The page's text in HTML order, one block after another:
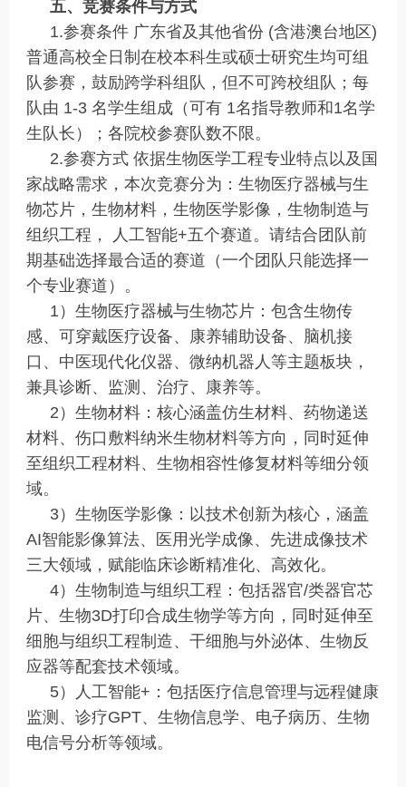
五、竞赛条件与方式
1.参赛条件 广东省及其他省份 (含港澳台地区)
普通高校全日制在校本科生或硕士研究生均可组
队参赛，鼓励跨学科组队，但不可跨校组队；每
队由 1-3 名学生组成（可有 1名指导教师和1名学
生队长）；各院校参赛队数不限。
2.参赛方式 依据生物医学工程专业特点以及国
家战略需求，本次竞赛分为：生物医疗器械与生
物芯片，生物材料，生物医学影像，生物制造与
组织工程， 人工智能+五个赛道。请结合团队前
期基础选择最合适的赛道（一个团队只能选择一
个专业赛道）。
1）生物医疗器械与生物芯片：包含生物传
感、可穿戴医疗设备、康养辅助设备、脑机接
口、中医现代化仪器、微纳机器人等主题板块，
兼具诊断、监测、治疗、康养等。
2）生物材料：核心涵盖仿生材料、药物递送
材料、伤口敷料纳米生物材料等方向，同时延伸
至组织工程材料、生物相容性修复材料等细分领
域。
3）生物医学影像：以技术创新为核心，涵盖
AI智能影像算法、医用光学成像、先进成像技术
三大领域，赋能临床诊断精准化、高效化。
4）生物制造与组织工程：包括器官/类器官芯
片、生物3D打印合成生物学等方向，同时延伸至
细胞与组织工程制造、干细胞与外泌体、生物反
应器等配套技术领域。
5）人工智能+：包括医疗信息管理与远程健康
监测、诊疗GPT、生物信息学、电子病历、生物
电信号分析等领域。